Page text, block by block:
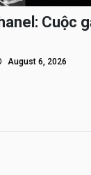
Cuộc
August 6, 2026